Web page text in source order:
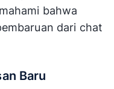
bahwa
dari chat
Baru